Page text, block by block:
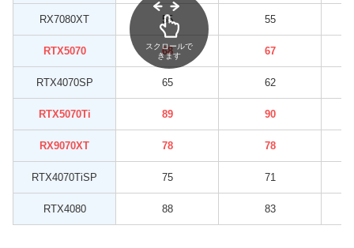
RX7080XT 55 55
RTX5070 68 67
RTX4070SP 65 62
RTX5070Ti 89 90
RX9070XT 78 78
RTX4070TiSP 75 71
RTX4080 88 83
スクロールで
きます